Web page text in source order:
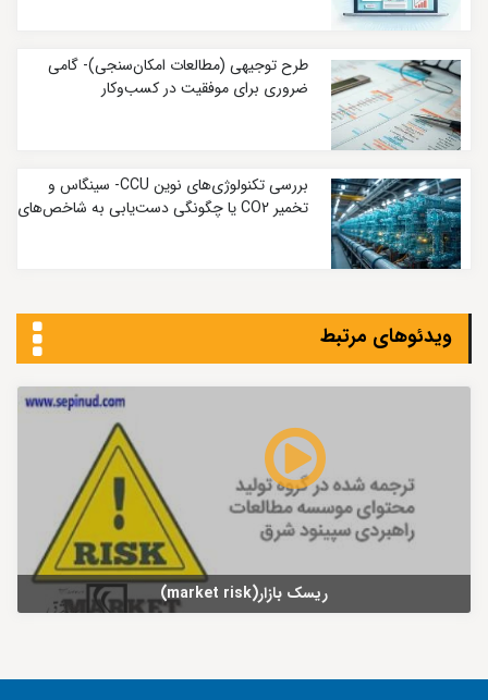
طرح توجیهی (مطالعات امکان‌سنجی)- گامی
ضروری برای موفقیت در کسب‌وکار
بررسی تکنولوژی‌های نوین CCU- سینگاس و
تخمیر CO2 یا چگونگی دست‌یابی به شاخص‌های
ویدئوهای مرتبط
ریسک بازار(market risk)